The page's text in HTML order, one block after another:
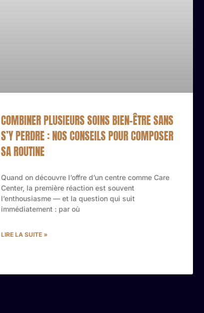
COMBINER PLUSIEURS SOINS BIEN-ÊTRE SANS
S’Y PERDRE : NOS CONSEILS POUR COMPOSER
SA ROUTINE
Quand on découvre l’offre d’un centre comme Care
Center, la première réaction est souvent
l’enthousiasme — et la question qui suit
immédiatement : par où
LIRE LA SUITE »